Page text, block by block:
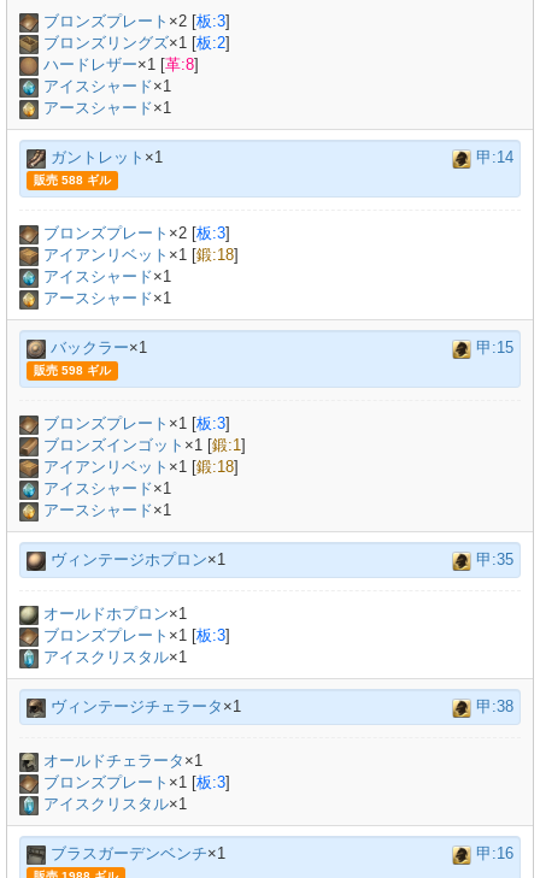
ブロンズプレート ×2 [板:3]
ブロンズリングズ×1 [板:2]
ハードレザー×1 [革:8]
アイスシャード×1
アースシャード×1
ガントレット ×1 甲:14
販売 588 ギル
ブロンズプレート ×2 [板:3]
アイアンリベット ×1 [鍛:18]
アイスシャード×1
アースシャード×1
バックラー×1 甲:15
販売 598 ギル
ブロンズプレート ×1 [板:3]
ブロンズインゴット ×1 [鍛:1]
アイアンリベット ×1 [鍛:18]
アイスシャード×1
アースシャード×1
ヴィンテージホプロン×1 甲:35
オールドホプロン×1
ブロンズプレート ×1 [板:3]
アイスクリスタル×1
ヴィンテージチェラータ ×1 甲:38
オールドチェラータ ×1
ブロンズプレート ×1 [板:3]
アイスクリスタル×1
ブラスガーデンベンチ×1 甲:16